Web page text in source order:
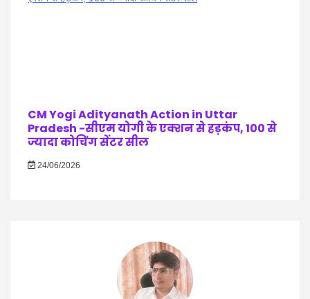
CM Yogi Adityanath Action in Uttar
Pradesh -सीएम योगी के एक्शन से हड़कंप, 100 से
ज्यादा कोचिंग सेंटर सील
24/06/2026